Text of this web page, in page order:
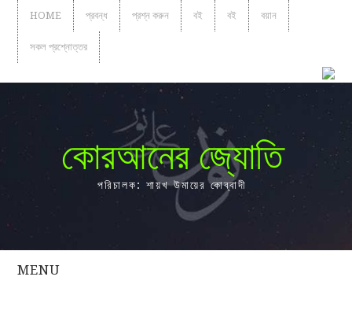
HOME প্রবন্ধ প্রশ্ন করুন বই বই বয়ান
সকল প্রশ্নোত্তর
কোরআনের জ্যোতি
পরিচালক: শায়খ উমায়ের কোব্বাদী
MENU
সকল